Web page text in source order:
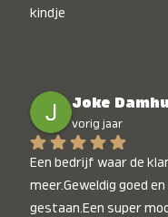
kindje
Joke
vorig jaar
Een bedrijf waar de
meer.Geweldig goed
gestaan.Een super